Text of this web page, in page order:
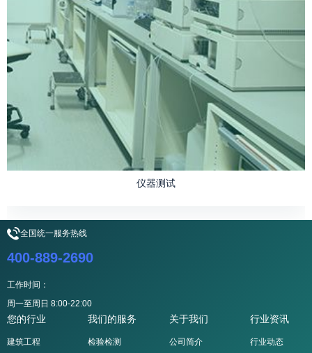
仪器测试
全国统一服务热线
400-889-2690
工作时间：
周一至周日 8:00-22:00
您的行业
建筑工程
我们的服务
检验检测
关于我们
公司简介
行业资讯
行业动态